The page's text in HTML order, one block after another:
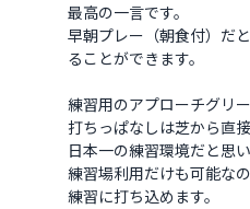
最高の一言です。
早朝プレー（朝食付）だ
ることができます。
練習用のアプローチグリ
打ちっぱなしは芝から直
日本一の練習環境だと思い
練習場利用だけも可能な
練習に打ち込めます。